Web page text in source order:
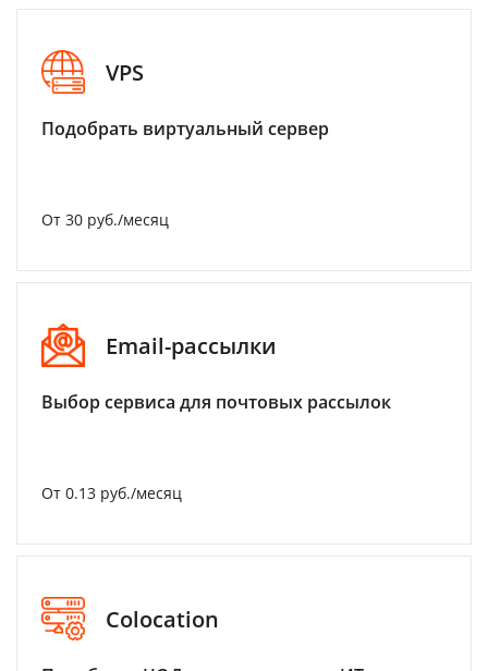
VPS
Подобрать виртуальный сервер
От 30 руб./месяц
Email-рассылки
Выбор сервиса для почтовых рассылок
От 0.13 руб./месяц
Colocation